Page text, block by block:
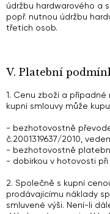
údržbu hardwarového a
popř. nutnou údržbu
třetích osob.
V. Platební
1. Cenu zboží a
kupní smlouvy může
- bezhotovostně
č.2001319637/2010,
- bezhotovostně
- dobírkou v hotovosti při
2. Společně s kupní
prodávajícímu náklady
smluvené výši. Není-li